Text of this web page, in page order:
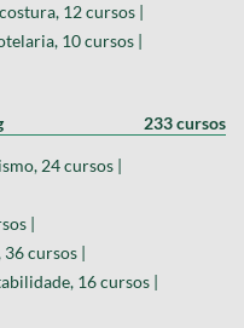
12 cursos |
10 cursos |
233 cursos
24 cursos |
|
cursos |
16 cursos |